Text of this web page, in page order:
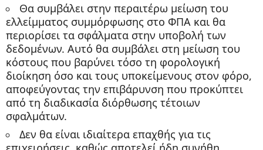
Θα συμβάλει στην περαιτέρω μείωση του
ελλείμματος συμμόρφωσης στο ΦΠΑ και θα
περιορίσει τα σφάλματα στην υποβολή των
δεδομένων. Αυτό θα συμβάλει στη μείωση του
κόστους που βαρύνει τόσο τη φορολογική
διοίκηση όσο και τους υποκείμενους στον φόρο,
αποφεύγοντας την επιβάρυνση που προκύπτει
από τη διαδικασία διόρθωσης τέτοιων
σφαλμάτων.
Δεν θα είναι ιδιαίτερα επαχθής για τις